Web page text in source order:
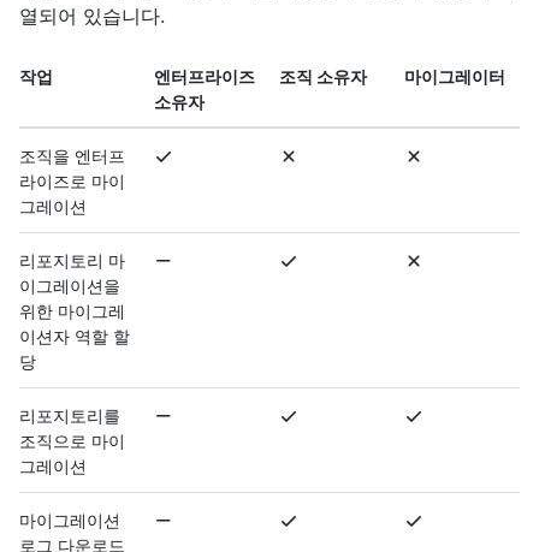
열되어 있습니다.
작업
엔터프라이즈
소유자
조직 소유자 마이그레이터
조직을 엔터프
라이즈로 마이
그레이션
리포지토리 마
이그레이션을
위한 마이그레
이션자 역할 할
당
리포지토리를
조직으로 마이
그레이션
마이그레이션
로그 다운로드